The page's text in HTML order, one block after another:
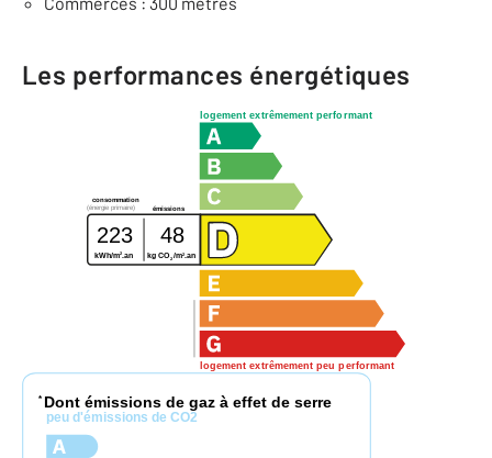
Les performances énergétiques
logement extrêmement performant
logement extrêmement peu performant
consommation
émissions
(énergie primaire)
223 48
kWh/m2.an kg CO2 /m2 .an
* Dont émissions de gaz à effet de serre
peu d'émissions de CO2